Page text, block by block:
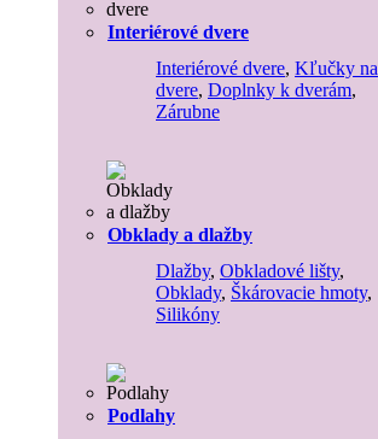
Interiérové dvere
Interiérové dvere, Kľučky na
dvere, Doplnky k dverám,
Zárubne
Obklady a dlažby
Dlažby, Obkladové lišty,
Obklady, Škárovacie hmoty,
Silikóny
Podlahy